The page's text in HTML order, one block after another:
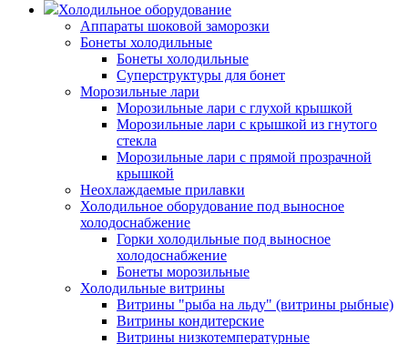
Холодильное оборудование
Аппараты шоковой заморозки
Бонеты холодильные
Бонеты холодильные
Суперструктуры для бонет
Морозильные лари
Морозильные лари с глухой крышкой
Морозильные лари с крышкой из гнутого
стекла
Морозильные лари с прямой прозрачной
крышкой
Неохлаждаемые прилавки
Холодильное оборудование под выносное
холодоснабжение
Горки холодильные под выносное
холодоснабжение
Бонеты морозильные
Холодильные витрины
Витрины "рыба на льду" (витрины рыбные)
Витрины кондитерские
Витрины низкотемпературные